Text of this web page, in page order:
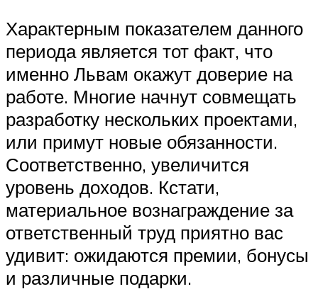
Характерным показателем данного
периода является тот факт, что
именно Львам окажут доверие на
работе. Многие начнут совмещать
разработку нескольких проектами,
или примут новые обязанности.
Соответственно, увеличится
уровень доходов. Кстати,
материальное вознаграждение за
ответственный труд приятно вас
удивит: ожидаются премии, бонусы
и различные подарки.